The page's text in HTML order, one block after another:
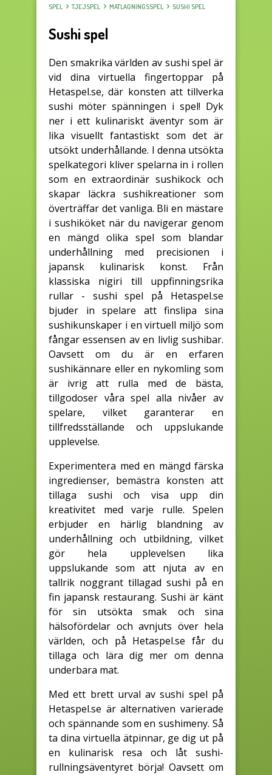
SPEL TJEJSPEL MATLAGNINGSSPEL SUSHI SPEL
Sushi spel
Den smakrika världen av sushi spel är
vid dina virtuella fingertoppar på
Hetaspel.se, där konsten att tillverka
sushi möter spänningen i spel! Dyk
ner i ett kulinariskt äventyr som är
lika visuellt fantastiskt som det är
utsökt underhållande. I denna utsökta
spelkategori kliver spelarna in i rollen
som en extraordinär sushikock och
skapar läckra sushikreationer som
överträffar det vanliga. Bli en mästare
i sushiköket när du navigerar genom
en mängd olika spel som blandar
underhållning med precisionen i
japansk kulinarisk konst. Från
klassiska nigiri till uppfinningsrika
rullar - sushi spel på Hetaspel.se
bjuder in spelare att finslipa sina
sushikunskaper i en virtuell miljö som
fångar essensen av en livlig sushibar.
Oavsett om du är en erfaren
sushikännare eller en nykomling som
är ivrig att rulla med de bästa,
tillgodoser våra spel alla nivåer av
spelare, vilket garanterar en
tillfredsställande och uppslukande
upplevelse.
Experimentera med en mängd färska
ingredienser, bemästra konsten att
tillaga sushi och visa upp din
kreativitet med varje rulle. Spelen
erbjuder en härlig blandning av
underhållning och utbildning, vilket
gör hela upplevelsen lika
uppslukande som att njuta av en
tallrik noggrant tillagad sushi på en
fin japansk restaurang. Sushi är känt
för sin utsökta smak och sina
hälsofördelar och avnjuts över hela
världen, och på Hetaspel.se får du
tillaga och lära dig mer om denna
underbara mat.
Med ett brett urval av sushi spel på
Hetaspel.se är alternativen varierade
och spännande som en sushimeny. Så
ta dina virtuella ätpinnar, ge dig ut på
en kulinarisk resa och låt sushi-
rullningsäventyret börja! Oavsett om